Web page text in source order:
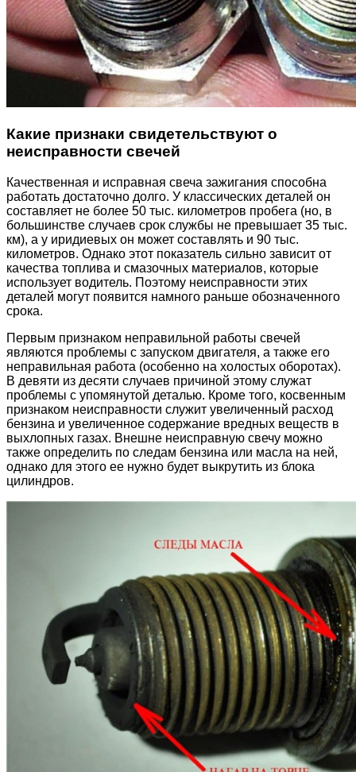
Какие признаки свидетельствуют о
неисправности свечей
Качественная и исправная свеча зажигания способна
работать достаточно долго. У классических деталей он
составляет не более 50 тыс. километров пробега (но, в
большинстве случаев срок службы не превышает 35 тыс.
км), а у иридиевых он может составлять и 90 тыс.
километров. Однако этот показатель сильно зависит от
качества топлива и смазочных материалов, которые
использует водитель. Поэтому неисправности этих
деталей могут появится намного раньше обозначенного
срока.
Первым признаком неправильной работы свечей
являются проблемы с запуском двигателя, а также его
неправильная работа (особенно на холостых оборотах).
В девяти из десяти случаев причиной этому служат
проблемы с упомянутой деталью. Кроме того, косвенным
признаком неисправности служит увеличенный расход
бензина и увеличенное содержание вредных веществ в
выхлопных газах. Внешне неисправную свечу можно
также определить по следам бензина или масла на ней,
однако для этого ее нужно будет выкрутить из блока
цилиндров.